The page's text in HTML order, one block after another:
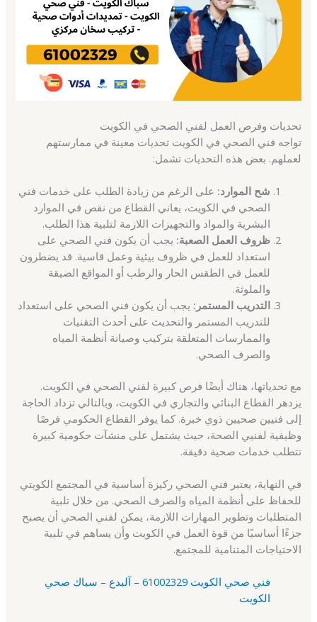
تحديات وفرص العمل لفني الصحي في الكويت
تواجه فني الصحي في الكويت تحديات معينة في ممارستهم
لعملهم. بعض هذه التحديات تشمل:
شح الموارد: على الرغم من زيادة الطلب على خدمات فني
الصحي في الكويت، يعاني القطاع من نقص في الموارد
البشرية والمواد والتجهيزات اللازمة لتلبية هذا الطلب.
ظروف العمل الصعبة: يجب أن يكون فني الصحي على
استعداد للعمل في ظروف بيئية وعمل قاسية. قد يضطرون
للعمل في الطقس الحار والرطب أو المواقع الضيقة
والملوثة.
التدريب المستمر: يجب أن يكون فني الصحي على استعداد
للتدريب المستمر والتحديث على أحدث التقنيات
والممارسات المتعلقة بتركيب وصيانة أنظمة المياه
والصرف الصحي.
مع تحدياتها، هناك أيضًا فرص كبيرة لفني الصحي في الكويت.
يزدهر القطاع البنائي والتجاري في الكويت، وبالتالي تزداد الحاجة
إلى فنيين صحيين ذوي خبرة. كما يوفر القطاع الحكومي فرصًا
وظيفية لفنيي الصحة، حيث يشتمل على منشآت حكومية كبيرة
تتطلب خدمات صحية دقيقة.
في النهاية، يعتبر فني الصحي ركيزة أساسية في المجتمع الكويتي
للحفاظ على أنظمة المياه والصرف الصحي. من خلال تلبية
المتطلبات وتطوير المهارات اللازمة، يمكن لفني الصحي أن يصبح
جزءًا أساسيًا من قوة العمل في الكويت وأن يساهم في تلبية
الاحتياجات المتنامية للمجتمع.
فني صحي الكويت 61002329 – آلبدع – سباك صحي
الكويت